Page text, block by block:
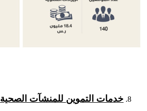
خدمات التموين للمنشآت الصحية